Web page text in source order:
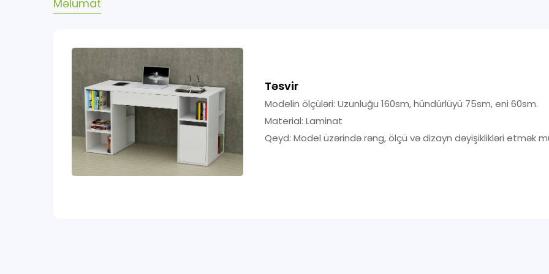
Məlumat
Təsvir
Modelin ölçüləri: Uzunluğu 160sm, hündürlüyü 75sm, eni 60sm.
Material: Laminat
Qeyd: Model üzərində rəng, ölçü və dizayn dəyişiklikləri etmək